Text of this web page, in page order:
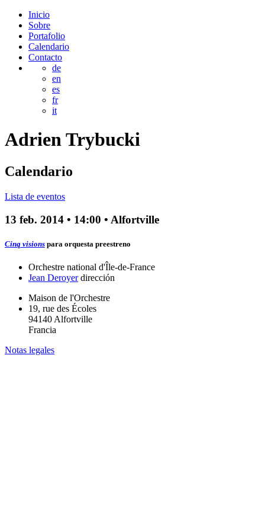
Inicio
Sobre
Portafolio
Calendario
Contacto
de
en
es
fr
it
AdrienTrybucki
Calendario
Lista de eventos
13 feb. 2014 • 14:00 • Alfortville
Cinq visions para orquesta preestreno
Orchestre national d'Île-de-France
Jean Deroyer dirección
Maison de l'Orchestre
19, rue des Écoles
94140 Alfortville
Francia
Notas legales